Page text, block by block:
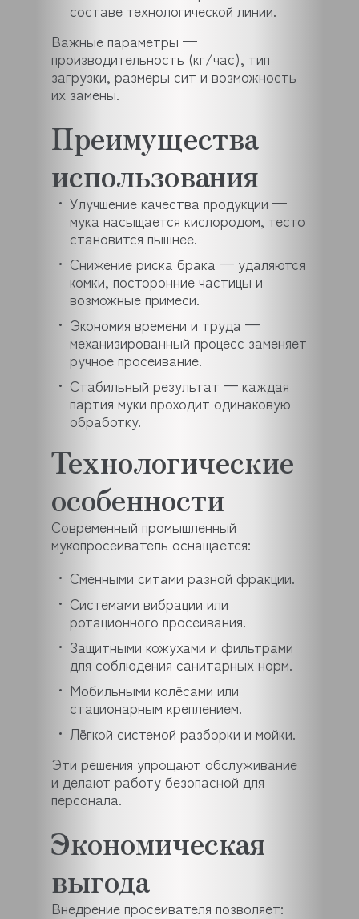
составе технологической линии.
Важные параметры —
производительность (кг/час), тип
загрузки, размеры сит и возможность
их замены.
Преимущества
использования
Улучшение качества продукции —
мука насыщается кислородом, тесто
становится пышнее.
Снижение риска брака — удаляются
комки, посторонние частицы и
возможные примеси.
Экономия времени и труда —
механизированный процесс заменяет
ручное просеивание.
Стабильный результат — каждая
партия муки проходит одинаковую
обработку.
Технологические
особенности
Современный промышленный
мукопросеиватель оснащается:
Сменными ситами разной фракции.
Системами вибрации или
ротационного просеивания.
Защитными кожухами и фильтрами
для соблюдения санитарных норм.
Мобильными колёсами или
стационарным креплением.
Лёгкой системой разборки и мойки.
Эти решения упрощают обслуживание
и делают работу безопасной для
персонала.
Экономическая
выгода
Внедрение просеивателя позволяет: